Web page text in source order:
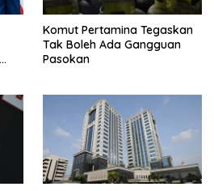
Komut Pertamina Tegaskan
Tak Boleh Ada Gangguan
Pasokan